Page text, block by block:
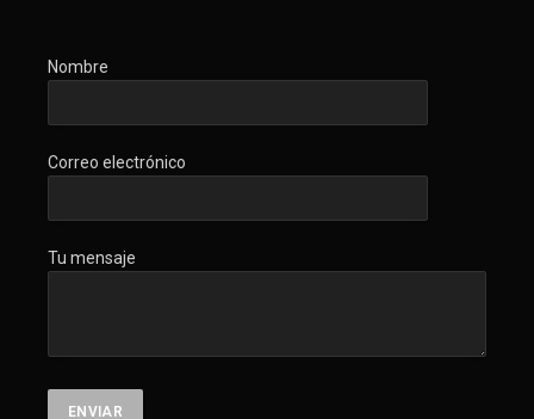
Nombre
Correo electrónico
Tu mensaje